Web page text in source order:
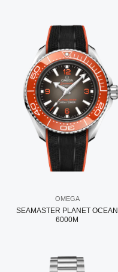
OMEGA
SEAMASTER PLANET OCEAN
6000M